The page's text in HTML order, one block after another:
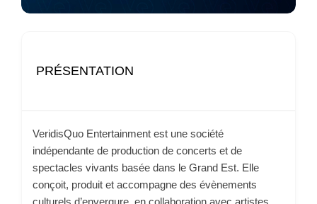
PRÉSENTATION
VeridisQuo Entertainment est une société
indépendante de production de concerts et de
spectacles vivants basée dans le Grand Est. Elle
conçoit, produit et accompagne des évènements
culturels d’envergure, en collaboration avec artistes,